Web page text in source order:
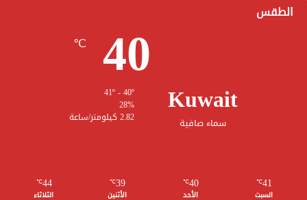
الطقس
Kuwait
سماء صافية
40
℃
28%
2.82 كيلومتر/ساعة
41
℃
السبت
40
℃
الأحد
39
℃
الأثنين
44
℃
الثلاثاء